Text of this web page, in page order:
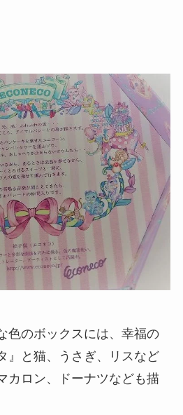
色のボックスには、幸福の
』と猫、うさぎ、リスなど
カロン、ドーナツなども描